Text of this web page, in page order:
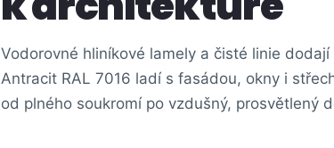
Vodorovné hliníkové lamely a čisté linie dodají
Antracit RAL 7016 ladí s fasádou, okny i
od plného soukromí po vzdušný, prosvětlený